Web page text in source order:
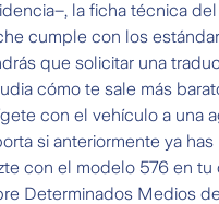
la ficha técnica
cumple con los
que solicitar una
cómo te sale más
con el vehículo a una
si anteriormente ya
con el modelo 576 en
Determinados Medios